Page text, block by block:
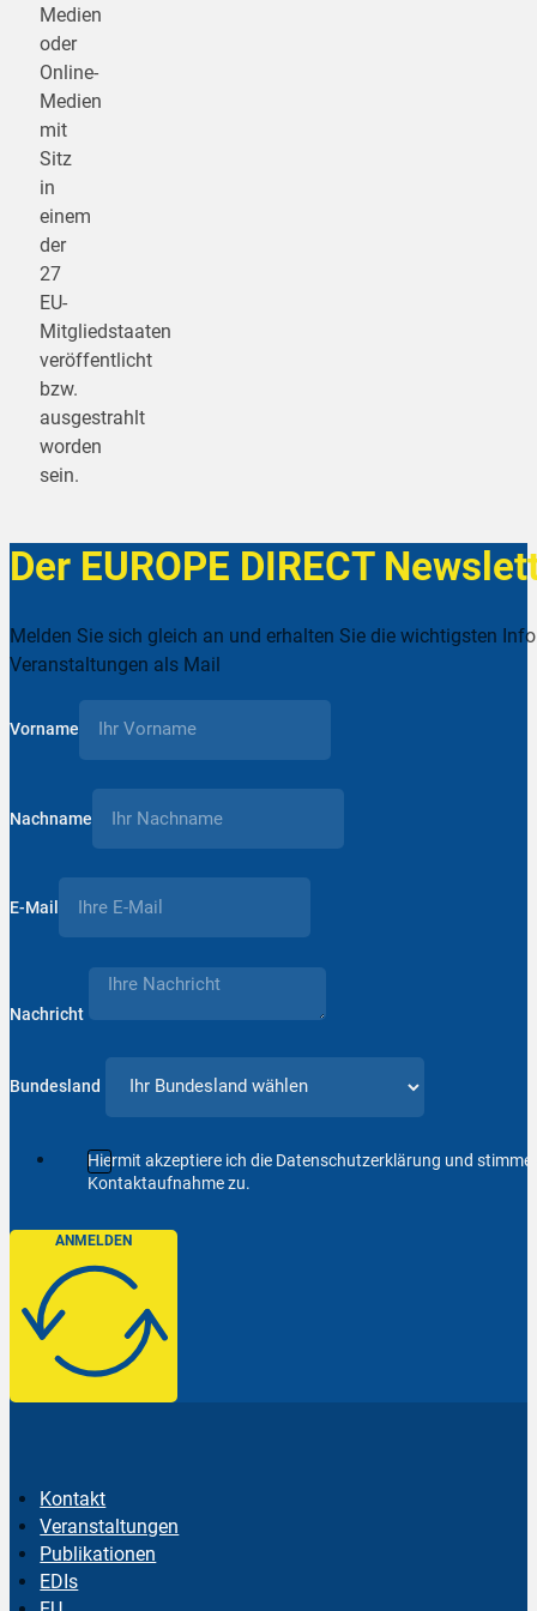
Medien
oder
Online-
Medien
mit
Sitz
in
einem
der
27
EU-
Mitgliedstaaten
veröffentlicht
bzw.
ausgestrahlt
worden
sein.
Der EUROPE DIRECT
Melden Sie sich gleich an und erhalten Sie die wichtigsten
Veranstaltungen als Mail
Vorname
Nachname
E-Mail
Nachricht
Bundesland
Hiermit akzeptiere ich die Datenschutzerklärung und
Kontaktaufnahme zu.
ANMELDEN
Kontakt
Veranstaltungen
Publikationen
EDIs